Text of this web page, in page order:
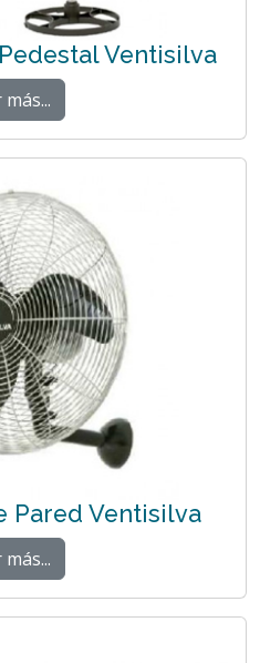
Ventisilva
Pared Ventisilva